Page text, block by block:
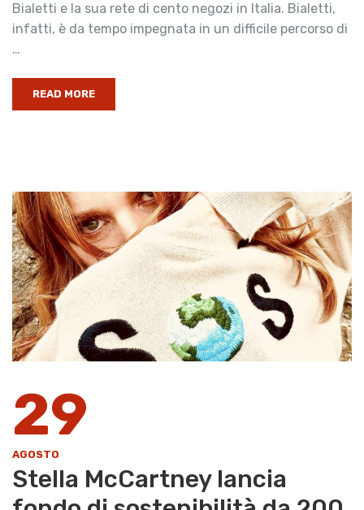
Bialetti e la sua rete di cento negozi in Italia. Bialetti,
infatti, è da tempo impegnata in un difficile percorso di
…
READ MORE
29
AGOSTO
Stella McCartney lancia